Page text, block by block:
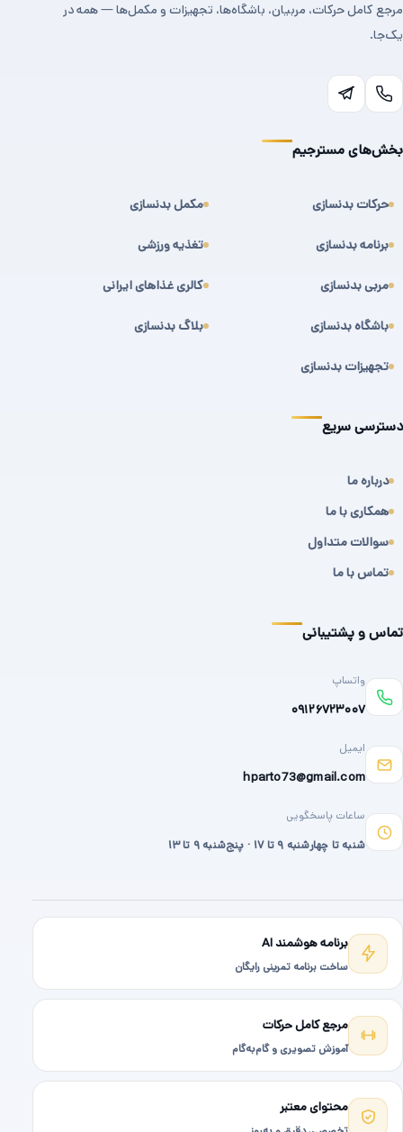
مرجع کامل حرکات، مربیان، باشگاه‌ها، تجهیزات و مکمل‌ها — همه در
یک‌جا.
بخش‌های مسترجیم
حرکات بدنسازی
برنامه بدنسازی
مربی بدنسازی
باشگاه بدنسازی
تجهیزات بدنسازی
مکمل بدنسازی
تغذیه ورزشی
کالری غذاهای ایرانی
بلاگ بدنسازی
دسترسی سریع
درباره ما
همکاری با ما
سوالات متداول
تماس با ما
تماس و پشتیبانی
واتساپ
۰۹۱۲۶۷۲۳۰۰۷
ایمیل
hparto73@gmail.com
ساعات پاسخگویی
شنبه تا چهارشنبه ۹ تا ۱۷ · پنج‌شنبه ۹ تا ۱۳
برنامه هوشمند AI
ساخت برنامه تمرینی رایگان
مرجع کامل حرکات
آموزش تصویری و گام‌به‌گام
محتوای معتبر